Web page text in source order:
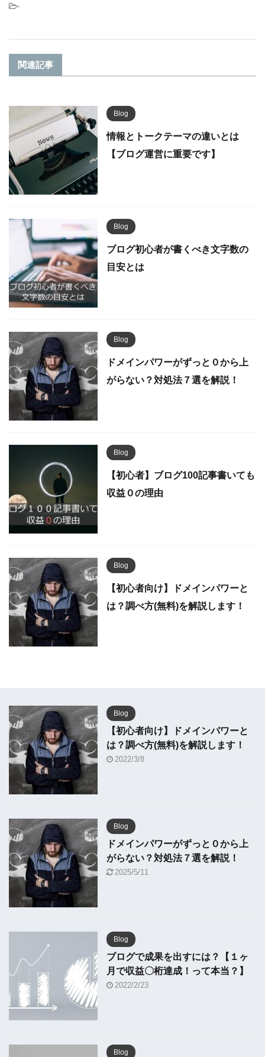
-
関連記事
Blog
情報とトークテーマの違いとは
【ブログ運営に重要です】
Blog
ブログ初心者が書くべき文字数の
目安とは
Blog
ドメインパワーがずっと０から上
がらない？対処法７選を解説！
Blog
【初心者】ブログ100記事書いても
収益０の理由
Blog
【初心者向け】ドメインパワーと
は？調べ方(無料)を解説します！
Blog
【初心者向け】ドメインパワーと
は？調べ方(無料)を解説します！
2022/3/8
Blog
ドメインパワーがずっと０から上
がらない？対処法７選を解説！
2025/5/11
Blog
ブログで成果を出すには？【１ヶ
月で収益〇桁達成！って本当？】
2022/2/23
Blog